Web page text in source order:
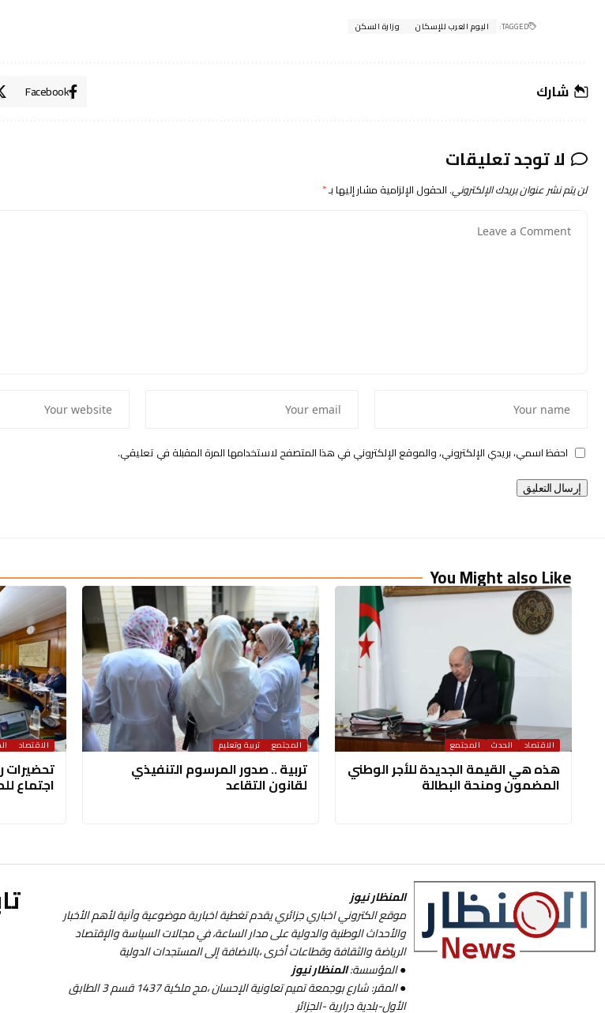
TAGGED: اليوم العرب للإسكان وزارة السكن
شارك Facebook
لا توجد تعليقات
لن يتم نشر عنوان بريدك الإلكتروني. الحقول الإلزامية مشار إليها بـ*
احفظ اسمي، بريدي الإلكتروني، والموقع الإلكتروني في هذا المتصفح لاستخدامها المرة المقبلة في تعليقي.
You Might also Like
الاقتصاد الحدث المجتمع
هذه هي القيمة الجديدة للأجر الوطني
المضمون ومنحة البطالة
المجتمع تربية وتعليم
تربية .. صدور المرسوم التنفيذي
لقانون التقاعد
الاقتصاد
تحضيرات
اجتماع
المنظار نيوز
موقع الكتروني اخباري جزائري يقدم تغطية اخبارية موضوعية وآنية لأهم الأخبار
والأحداث الوطنية والدولية على مدار الساعة، في مجالات السياسة والإقتصاد
الرياضة والثقافة وقطاعات أخرى ،بالاضافة إلى المستجدات الدولية
● المؤسسة:المنظار نيوز
● المقر: شارع بوجمعة تميم تعاونية الإحسان ،مج ملكية 1437 قسم 3 الطابق
الأول-بلدية درارية -الجزائر